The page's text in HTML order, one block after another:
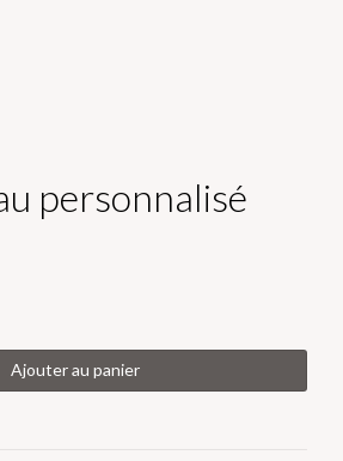
personnalisé
Ajouter au panier